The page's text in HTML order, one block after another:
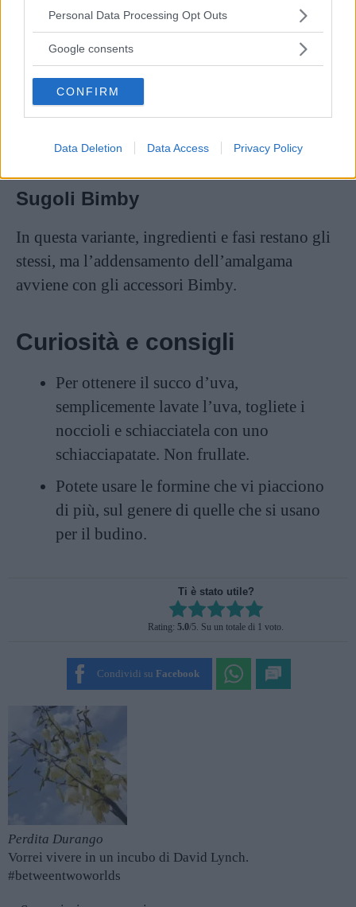
Please note that this website/app uses one or more Google
not limited to your visit or usage behaviour. You may click to
use your data for below specified purposes in below Google
consent section.
Personal Data Processing Opt Outs
Google consents
CONFIRM
Data Deletion Data Access Privacy Policy
Varianti
Sugoli Bimby
In questa variante, ingredienti e fasi restano gli
stessi, ma l’addensamento dell’amalgama
avviene con gli accessori Bimby.
Curiosità e consigli
Per ottenere il succo d’uva,
semplicemente lavate l’uva, togliete i
noccioli e schiacciatela con uno
schiacciapatate. Non frullate.
Potete usare le formine che vi piacciono
di più, sul genere di quelle che si usano
per il budino.
Ti è stato utile?
Rate this item:
SUBMIT RATING
Rating: 5.0/5. Su un totale di 1 voto.
Condividi su Facebook
Perdita Durango
Vorrei vivere in un incubo di David Lynch.
#betweentwoworlds